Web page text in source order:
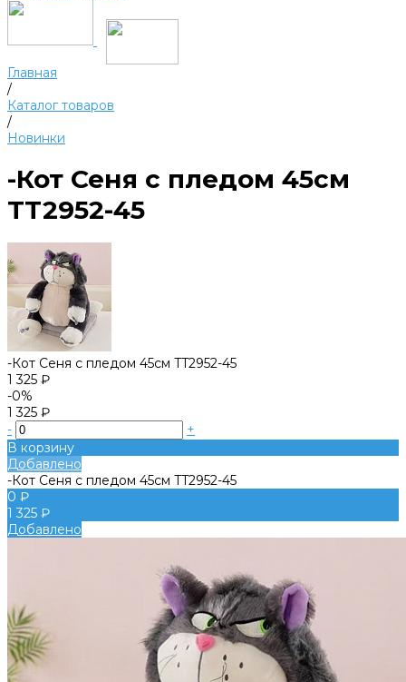
Главная
/
Каталог товаров
/
Новинки
-Кот Сеня с пледом 45см
TT2952-45
-Кот Сеня с пледом 45см TT2952-45
1 325 ₽
-0%
1 325 ₽
-
+
В корзину
Добавлено
-Кот Сеня с пледом 45см TT2952-45
0 ₽
1 325 ₽
Добавлено